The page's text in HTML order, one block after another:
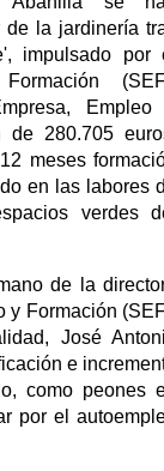
de la jardinería
impulsado por
Empleo
de 280.705
meses
en las labores
verdes
de la
y Formación
José
e
como peones
por el